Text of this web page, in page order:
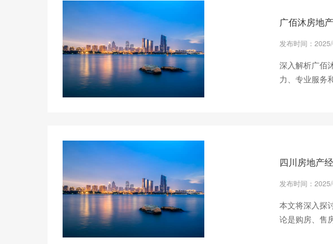
广佰沐房地
发布时间：
深入解析广佰
力、专业服务
四川房地产
发布时间：
本文将深入探
论是购房、售